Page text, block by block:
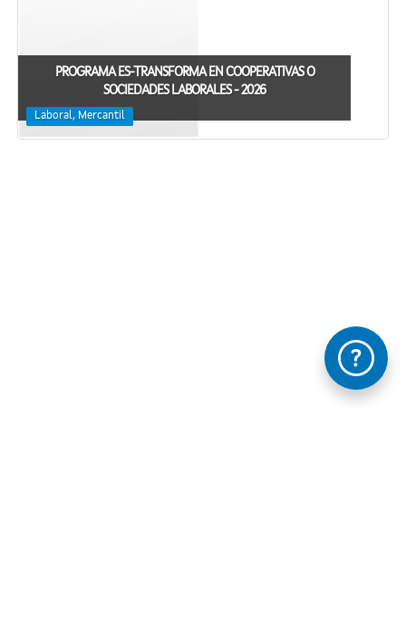
PROGRAMA ES-TRANSFORMA EN COOPERATIVAS O
SOCIEDADES LABORALES - 2026
Laboral, Mercantil